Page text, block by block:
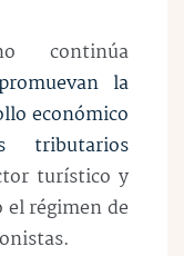
continúa
la
económico
tributarios
turístico y
el régimen de